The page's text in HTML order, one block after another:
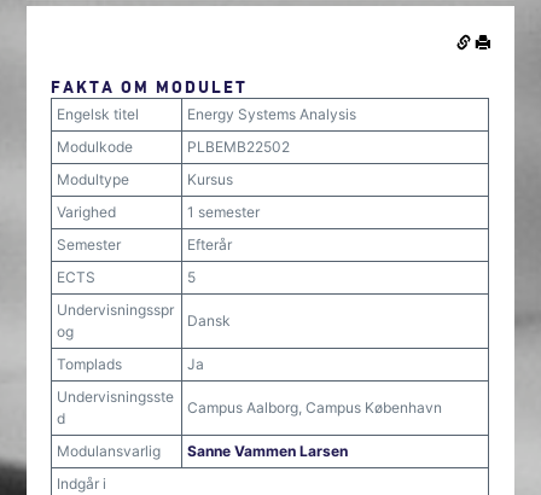
FAKTA OM MODULET
Engelsk titel
Energy Systems Analysis
Modulkode
PLBEMB22502
Modultype
Kursus
Varighed
1 semester
Semester
Efterår
ECTS
5
Undervisningsspr
og
Dansk
Tomplads
Ja
Undervisningsste
d
Campus Aalborg, Campus København
Modulansvarlig
Sanne Vammen Larsen
Indgår i